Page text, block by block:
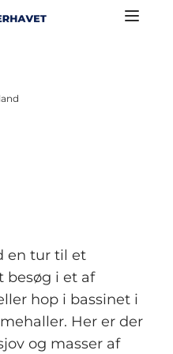
en tur til et
besøg i et af
hop i bassinet i
Her er der
og masser af